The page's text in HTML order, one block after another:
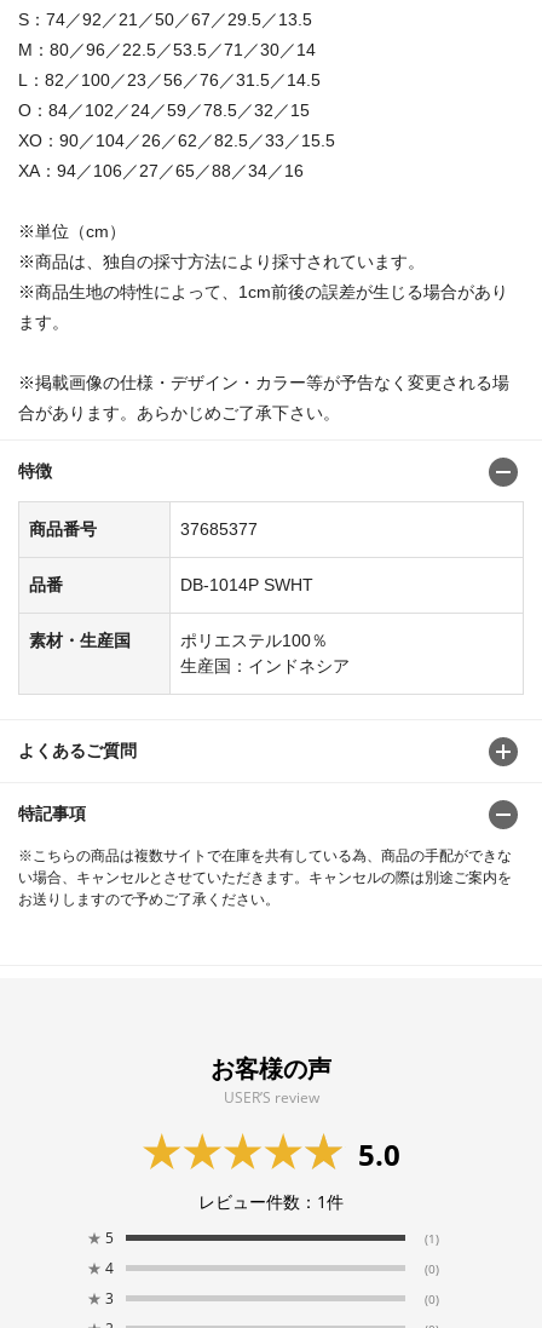
S：74／92／21／50／67／29.5／13.5
M：80／96／22.5／53.5／71／30／14
L：82／100／23／56／76／31.5／14.5
O：84／102／24／59／78.5／32／15
XO：90／104／26／62／82.5／33／15.5
XA：94／106／27／65／88／34／16
※単位（cm）
※商品は、独自の採寸方法により採寸されています。
※商品生地の特性によって、1cm前後の誤差が生じる場合があり
ます。
※掲載画像の仕様・デザイン・カラー等が予告なく変更される場
合があります。あらかじめご了承下さい。
特徴
商品番号 37685377
品番 DB-1014P SWHT
素材・生産国
ポリエステル100％
生産国：インドネシア
よくあるご質問
特記事項
※こちらの商品は複数サイトで在庫を共有している為、商品の手配ができな
い場合、キャンセルとさせていただきます。キャンセルの際は別途ご案内を
お送りしますので予めご了承ください。
お客様の声
USER’S review
5.0
レビュー件数： 1件
★ 5 (1)
★ 4 (0)
★ 3 (0)